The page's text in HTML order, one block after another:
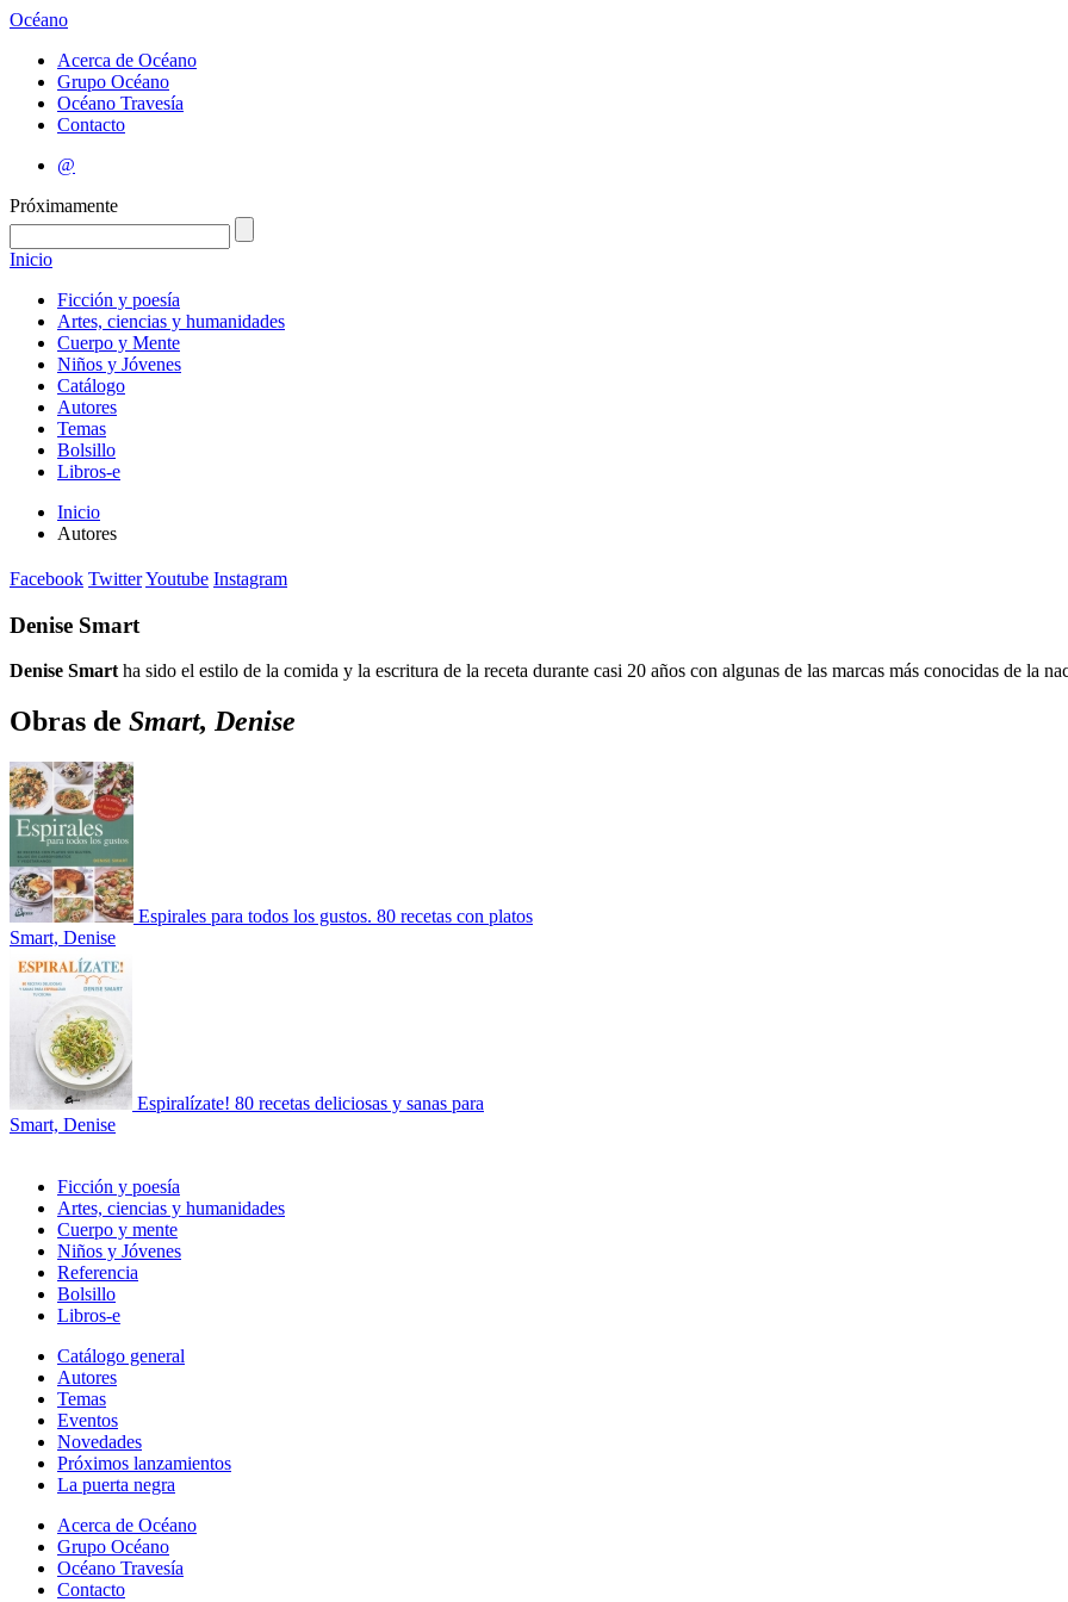
Océano
Acerca de Océano
Grupo Océano
Océano Travesía
Contacto
@
Próximamente
Inicio
Ficción y poesía
Artes, ciencias y humanidades
Cuerpo y Mente
Niños y Jóvenes
Catálogo
Autores
Temas
Bolsillo
Libros-e
Inicio
Autores
Facebook TwitterYoutube Instagram
Denise Smart
Denise Smart ha sido el estilo de la comida y la escritura de la receta durante casi 20 años con algunas de las marcas más conocidas de la
Obras de Smart, Denise
Espirales para todos los gustos. 80 recetas con platos
Smart, Denise
Espiralízate! 80 recetas deliciosas y sanas para
Smart, Denise
Ficción y poesía
Artes, ciencias y humanidades
Cuerpo y mente
Niños y Jóvenes
Referencia
Bolsillo
Libros-e
Catálogo general
Autores
Temas
Eventos
Novedades
Próximos lanzamientos
La puerta negra
Acerca de Océano
Grupo Océano
Océano Travesía
Contacto